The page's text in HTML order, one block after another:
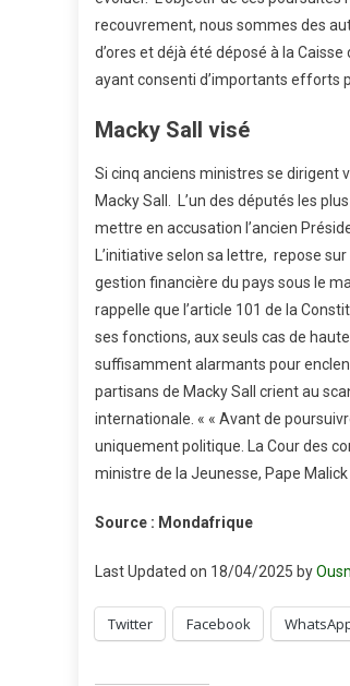
recouvrement, nous sommes des
d’ores et déjà été déposé à la
ayant consenti d’importants efforts
Macky Sall visé
Si cinq anciens ministres se dirigent
Macky Sall. L’un des députés les
mettre en accusation l’ancien
L’initiative selon sa lettre, repose
gestion financière du pays sous le
rappelle que l’article 101 de la
ses fonctions, aux seuls cas de
suffisamment alarmants pour
partisans de Macky Sall crient au
internationale. « « Avant de
uniquement politique. La Cour des
ministre de la Jeunesse, Pape Malick
Source : Mondafrique
Last Updated on 18/04/2025 by
Twitter Facebook